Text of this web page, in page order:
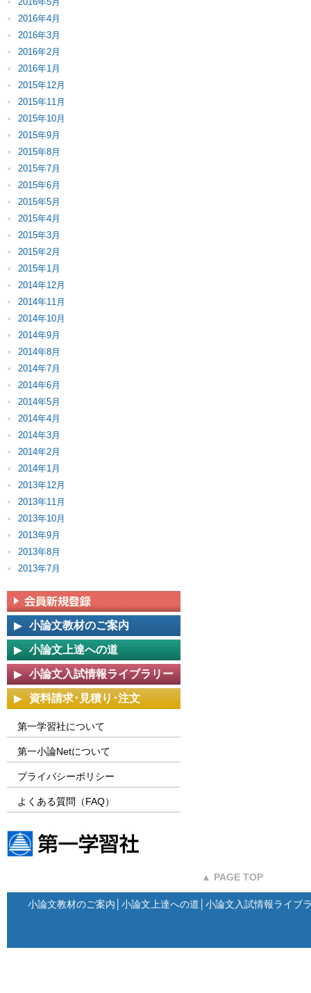
2016年4月
2016年3月
2016年2月
2016年1月
2015年12月
2015年11月
2015年10月
2015年9月
2015年8月
2015年7月
2015年6月
2015年5月
2015年4月
2015年3月
2015年2月
2015年1月
2014年12月
2014年11月
2014年10月
2014年9月
2014年8月
2014年7月
2014年6月
2014年5月
2014年4月
2014年3月
2014年2月
2014年1月
2013年12月
2013年11月
2013年10月
2013年9月
2013年8月
2013年7月
小論文教材のご案内
小論文上達への道
小論文入試情報ライブラリー
資料請求･見積り･注文
第一学習社について
第一小論Netについて
プライバシーポリシー
よくある質問（FAQ）
▲ PAGE TOP
小論文教材のご案内 小論文上達への道 小論文入試情報ライブ